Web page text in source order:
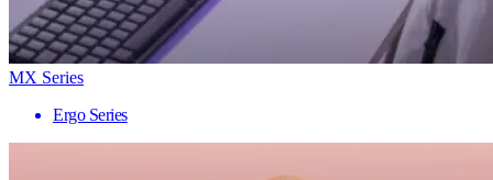
MX Series
Ergo Series